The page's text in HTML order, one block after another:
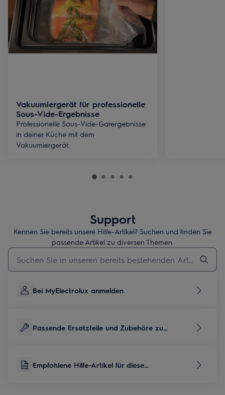
Vakuumiergerät für professionelle
Sous-Vide-Ergebnisse
Professionelle Sous-Vide-Garergebnisse
in deiner Küche mit dem
Vakuumiergerät.
Support
Kennen Sie bereits unsere Hilfe-Artikel? Suchen und finden Sie
passende Artikel zu diversen Themen.
Geben Sie den Suchbegriff für Support-Artikel ein
Bei MyElectrolux anmelden
Passende Ersatzteile und Zubehöre zu
Empfohlene Hilfe-Artikel für diese